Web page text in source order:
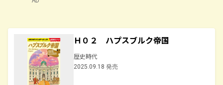
Ｈ０２ ハプスブルク帝国
歴史時代
2025.09.18 発売